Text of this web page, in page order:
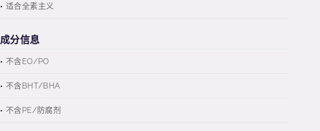
适合全素主义
成分信息
不含EO/PO
不含BHT/BHA
不含PE/防腐剂